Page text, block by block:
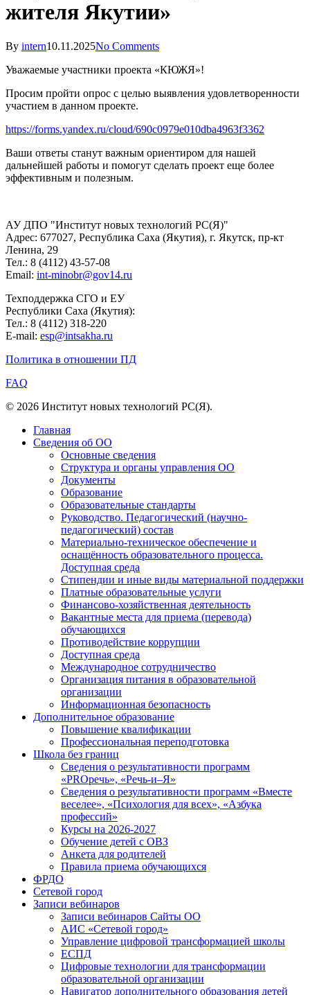
жителя Якутии»
By intern10.11.2025No Comments
Уважаемые участники проекта «КЮЖЯ»!
Просим пройти опрос с целью выявления удовлетворенности
участием в данном проекте.
https://forms.yandex.ru/cloud/690c0979e010dba4963f3362
Ваши ответы станут важным ориентиром для нашей
дальнейшей работы и помогут сделать проект еще более
эффективным и полезным.
АУ ДПО "Институт новых технологий РС(Я)"
Адрес: 677027, Республика Саха (Якутия), г. Якутск, пр-кт
Ленина, 29
Тел.: 8 (4112) 43-57-08
Email: int-minobr@gov14.ru
Техподдержка СГО и ЕУ
Республики Саха (Якутия):
Тел.: 8 (4112) 318-220
E-mail: esp@intsakha.ru
Политика в отношении ПД
FAQ
© 2026 Институт новых технологий РС(Я).
Главная
Сведения об ОО
Основные сведения
Структура и органы управления ОО
Документы
Образование
Образовательные стандарты
Руководство. Педагогический (научно-
педагогический) состав
Материально-техническое обеспечение и
оснащённость образовательного процесса.
Доступная среда
Стипендии и иные виды материальной поддержки
Платные образовательные услуги
Финансово-хозяйственная деятельность
Вакантные места для приема (перевода)
обучающихся
Противодействие коррупции
Доступная среда
Международное сотрудничество
Организация питания в образовательной
организации
Информационная безопасность
Дополнительное образование
Повышение квалификации
Профессиональная переподготовка
Школа без границ
Сведения о результативности программ
«PROречь», «Речь-и–Я»
Сведения о результативности программ «Вместе
веселее», «Психология для всех», «Азбука
профессий»
Курсы на 2026-2027
Обучение детей с ОВЗ
Анкета для родителей
Правила приема обучающихся
ФРДО
Сетевой город
Записи вебинаров
Записи вебинаров Сайты ОО
АИС «Сетевой город»
Управление цифровой трансформацией школы
ЕСПД
Цифровые технологии для трансформации
образовательной организации
Навигатор дополнительного образования детей